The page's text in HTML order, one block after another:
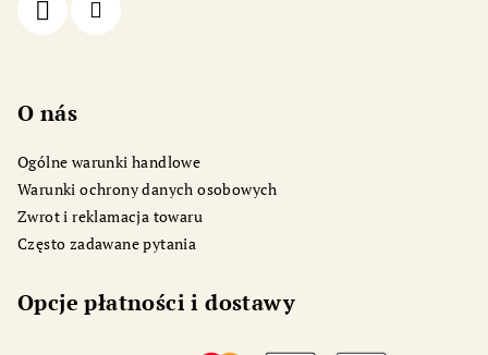
O nás
Ogólne warunki handlowe
Warunki ochrony danych osobowych
Zwrot i reklamacja towaru
Często zadawane pytania
Opcje płatności i dostawy